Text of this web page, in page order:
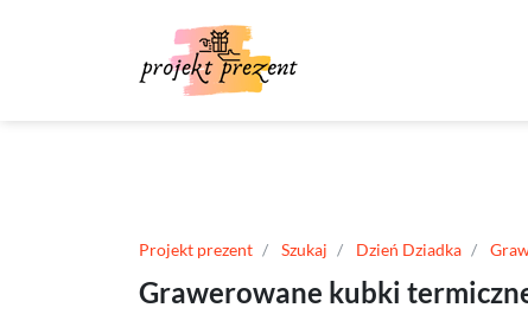
Projekt prezent Szukaj Dzień Dziadka
Grawerowane kubki